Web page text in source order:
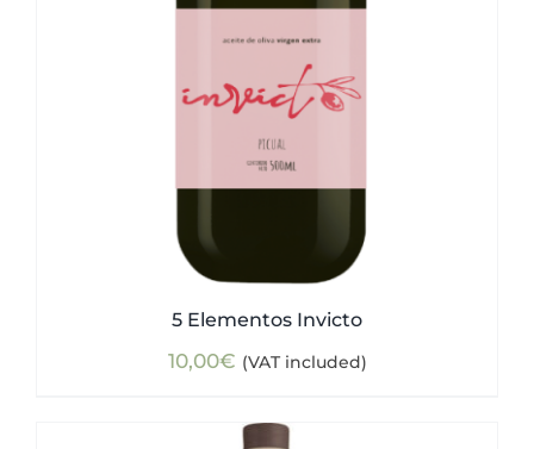
5 Elementos Invicto
10,00€ (VAT included)